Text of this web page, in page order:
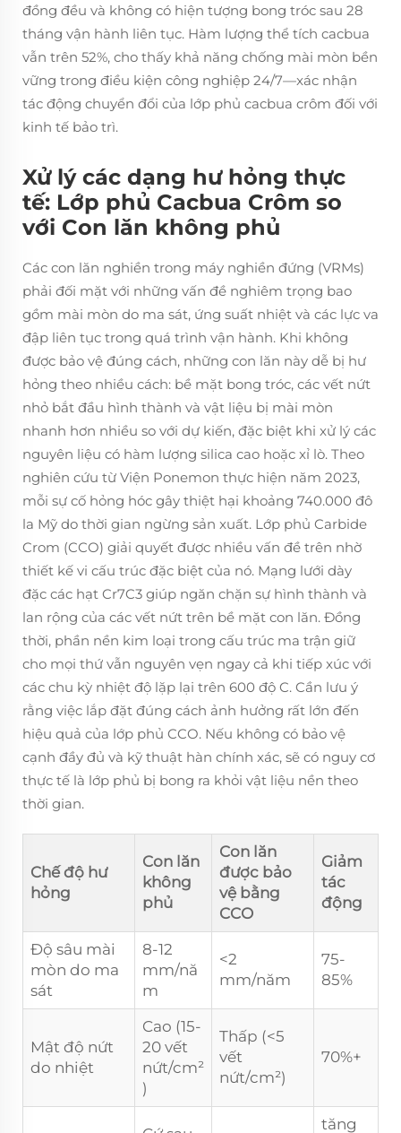
đồng đều và không có hiện tượng bong tróc sau 28
tháng vận hành liên tục. Hàm lượng thể tích cacbua
vẫn trên 52%, cho thấy khả năng chống mài mòn bền
vững trong điều kiện công nghiệp 24/7—xác nhận
tác động chuyển đổi của lớp phủ cacbua crôm đối với
kinh tế bảo trì.
Xử lý các dạng hư hỏng thực
tế: Lớp phủ Cacbua Crôm so
với Con lăn không phủ
Các con lăn nghiền trong máy nghiền đứng (VRMs)
phải đối mặt với những vấn đề nghiêm trọng bao
gồm mài mòn do ma sát, ứng suất nhiệt và các lực va
đập liên tục trong quá trình vận hành. Khi không
được bảo vệ đúng cách, những con lăn này dễ bị hư
hỏng theo nhiều cách: bề mặt bong tróc, các vết nứt
nhỏ bắt đầu hình thành và vật liệu bị mài mòn
nhanh hơn nhiều so với dự kiến, đặc biệt khi xử lý các
nguyên liệu có hàm lượng silica cao hoặc xỉ lò. Theo
nghiên cứu từ Viện Ponemon thực hiện năm 2023,
mỗi sự cố hỏng hóc gây thiệt hại khoảng 740.000 đô
la Mỹ do thời gian ngừng sản xuất. Lớp phủ Carbide
Crom (CCO) giải quyết được nhiều vấn đề trên nhờ
thiết kế vi cấu trúc đặc biệt của nó. Mạng lưới dày
đặc các hạt Cr7C3 giúp ngăn chặn sự hình thành và
lan rộng của các vết nứt trên bề mặt con lăn. Đồng
thời, phần nền kim loại trong cấu trúc ma trận giữ
cho mọi thứ vẫn nguyên vẹn ngay cả khi tiếp xúc với
các chu kỳ nhiệt độ lặp lại trên 600 độ C. Cần lưu ý
rằng việc lắp đặt đúng cách ảnh hưởng rất lớn đến
hiệu quả của lớp phủ CCO. Nếu không có bảo vệ
cạnh đầy đủ và kỹ thuật hàn chính xác, sẽ có nguy cơ
thực tế là lớp phủ bị bong ra khỏi vật liệu nền theo
thời gian.
Chế độ hư
hỏng
Con lăn
không
phủ
Con lăn
được bảo
vệ bằng
CCO
Giảm
tác
động
Độ sâu mài
mòn do ma
sát
8-12
mm/nă
m
<2
mm/năm
75-
85%
Mật độ nứt
do nhiệt
Cao (15-
20 vết
nứt/cm²
)
Thấp (<5
vết
nứt/cm²)
70%+
tăng